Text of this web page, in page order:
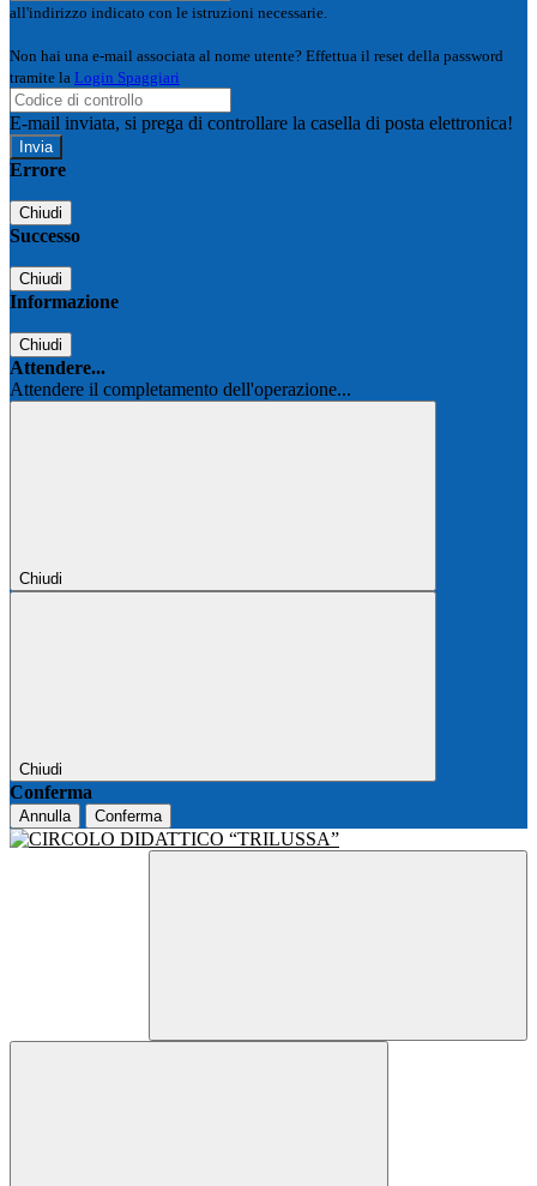
all'indirizzo indicato con le istruzioni necessarie.
Non hai una e-mail associata al nome utente? Effettua il reset della password
tramite la Login Spaggiari
E-mail inviata, si prega di controllare la casella di posta elettronica!
Errore
Chiudi
Successo
Chiudi
Informazione
Chiudi
Attendere...
Attendere il completamento dell'operazione...
Chiudi
Chiudi
Conferma
Annulla Conferma